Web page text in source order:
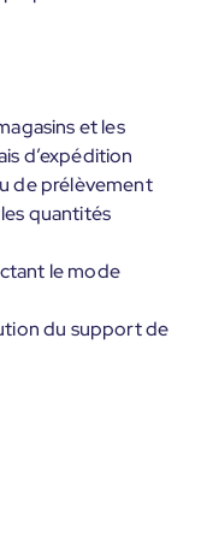
et les
d’expédition
de prélèvement
quantités
le mode
du support de